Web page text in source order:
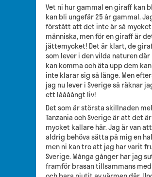
Vet ni hur gammal en giraff kan
kan bli ungefär 25 år gammal.
förstått att det inte är så
människa, men för en giraff är
jättemycket! Det är klart, de
som lever i den vilda naturen där
kan komma och äta upp dem
inte klarar sig så länge. Men
jag nu lever i Sverige så räknar
ett låååångt liv!
Det som är största skillnaden
Tanzania och Sverige är att det är
mycket kallare här. Jag är van att
aldrig behöva sätta på mig en
men ni kan tro att jag har varit
Sverige. Många gånger har jag
framför brasan tillsammans med